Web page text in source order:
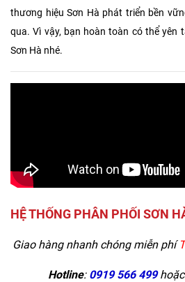
thương hiệu Sơn Hà phát triển bền
qua. Vì vậy, bạn hoàn toàn có thể yên
Sơn Hà nhé.
HỆ THỐNG PHÂN PHỐI SƠN
Giao hàng nhanh chóng miễn phí
Hotline: 0919 566 499hoặc